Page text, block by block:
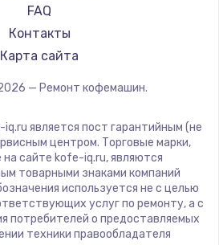
Nivona
Astoria
JVC
MOZZAFIATO
Vivitek
Thomson
Hisense
DELTA
Tefal
FAQ
Контакты
Карта сайта
— Ремонт кофемашин.
является пост гарантийным (не
центром. Торговые марки,
сайте kofe-iq.ru, являются
товарными знаками компаний
используется не с целью
услуг по ремонту, а с
потребителей о предоставляемых
техники правообладателя